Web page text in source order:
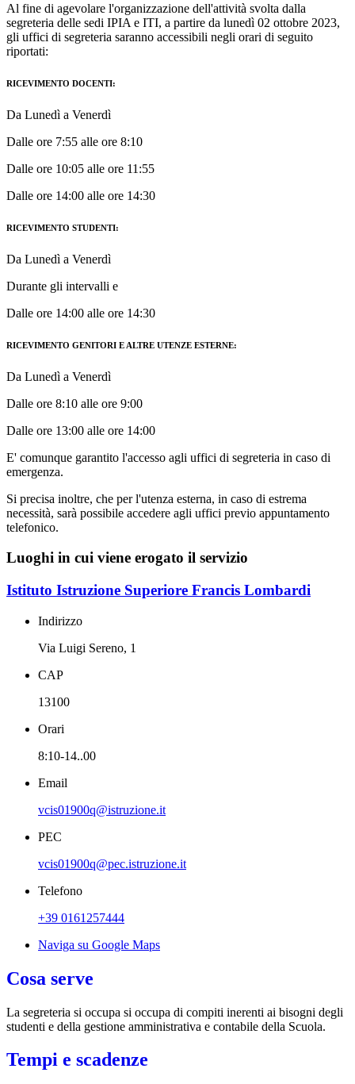
Al fine di agevolare l'organizzazione dell'attività svolta dalla
segreteria delle sedi IPIA e ITI, a partire da lunedì 02 ottobre 2023,
gli uffici di segreteria saranno accessibili negli orari di seguito
riportati:
RICEVIMENTO DOCENTI:
Da Lunedì a Venerdì
Dalle ore 7:55 alle ore 8:10
Dalle ore 10:05 alle ore 11:55
Dalle ore 14:00 alle ore 14:30
RICEVIMENTO STUDENTI:
Da Lunedì a Venerdì
Durante gli intervalli e
Dalle ore 14:00 alle ore 14:30
RICEVIMENTO GENITORI E ALTRE UTENZE ESTERNE:
Da Lunedì a Venerdì
Dalle ore 8:10 alle ore 9:00
Dalle ore 13:00 alle ore 14:00
E' comunque garantito l'accesso agli uffici di segreteria in caso di
emergenza.
Si precisa inoltre, che per l'utenza esterna, in caso di estrema
necessità, sarà possibile accedere agli uffici previo appuntamento
telefonico.
Luoghi in cui viene erogato il servizio
Istituto Istruzione Superiore Francis Lombardi
Indirizzo
Via Luigi Sereno, 1
CAP
13100
Orari
8:10-14..00
Email
vcis01900q@istruzione.it
PEC
vcis01900q@pec.istruzione.it
Telefono
+39 0161257444
Naviga su Google Maps
Cosa serve
La segreteria si occupa si occupa di compiti inerenti ai bisogni degli
studenti e della gestione amministrativa e contabile della Scuola.
Tempi e scadenze